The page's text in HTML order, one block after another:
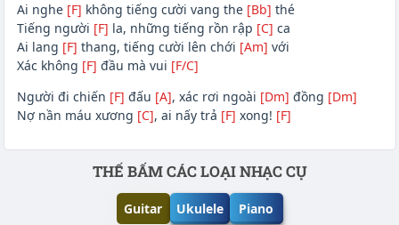
Ai nghe [F] không tiếng cười vang the [Bb] thé
Tiếng người [F] la, những tiếng rồn rập [C] ca
Ai lang [F] thang, tiếng cười lên chới [Am] với
Xác không [F] đầu mà vui [F/C]
Người đi chiến [F] đấu [A], xác rơi ngoài [Dm] đồng [Dm]
Nợ nần máu xương [C], ai nấy trả [F] xong! [F]
Phần nội dungTHẾ BẤM CÁC LOẠI NHẠC CỤ
Guitar Ukulele Piano